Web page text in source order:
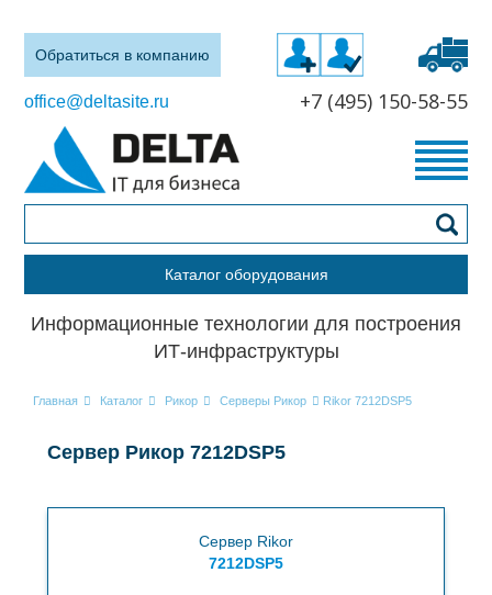
Обратиться в компанию
office@deltasite.ru +7 (495) 150-58-55
Каталог оборудования
Информационные технологии для построения
ИТ-инфраструктуры
Главная Каталог Рикор Серверы Рикор Rikor 7212DSP5
Сервер Рикор 7212DSP5
Сервер Rikor
7212DSP5